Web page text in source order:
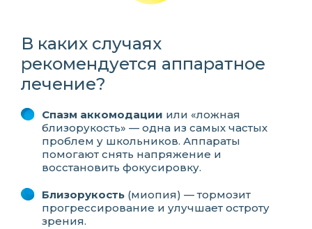
В каких случаях
рекомендуется аппаратное
лечение?
Спазм аккомодации или «ложная
близорукость» — одна из самых частых
проблем у школьников. Аппараты
помогают снять напряжение и
восстановить фокусировку.
Близорукость (миопия) — тормозит
прогрессирование и улучшает остроту
зрения.